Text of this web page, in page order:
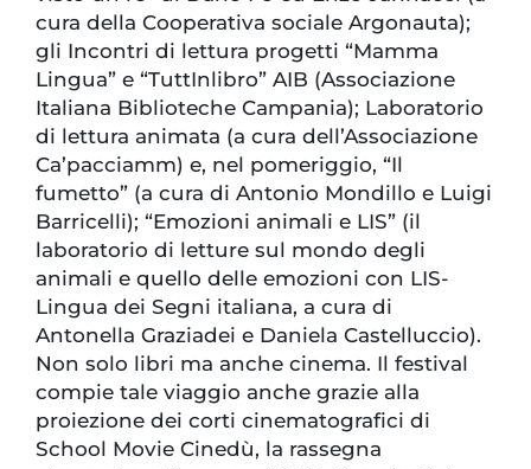
cura della Cooperativa sociale Argonauta);
gli Incontri di lettura progetti “Mamma
Lingua” e “TuttInlibro” AIB (Associazione
Italiana Biblioteche Campania); Laboratorio
di lettura animata (a cura dell’Associazione
Ca’pacciamm) e, nel pomeriggio, “Il
fumetto” (a cura di Antonio Mondillo e Luigi
Barricelli); “Emozioni animali e LIS” (il
laboratorio di letture sul mondo degli
animali e quello delle emozioni con LIS-
Lingua dei Segni italiana, a cura di
Antonella Graziadei e Daniela Castelluccio).
Non solo libri ma anche cinema. Il festival
compie tale viaggio anche grazie alla
proiezione dei corti cinematografici di
School Movie Cinedù, la rassegna